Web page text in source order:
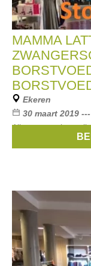
MAMMA
Ekeren
30 maart 2019
Alles van vorige